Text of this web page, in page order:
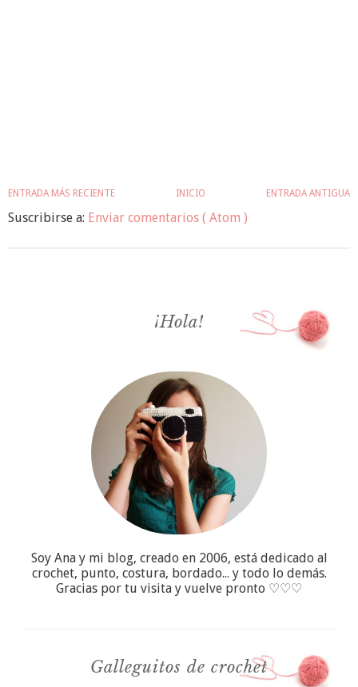
ENTRADA MÁS RECIENTE ENTRADA ANTIGUA
INICIO
Suscribirse a: Enviar comentarios ( Atom )
¡Hola!
Soy Ana y mi blog, creado en 2006, está dedicado al
crochet, punto, costura, bordado... y todo lo demás.
Gracias por tu visita y vuelve pronto ♡♡♡
Galleguitos de crochet